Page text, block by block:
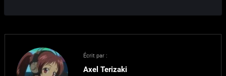
Meidos ne se détériore…
Écrit par :
Axel Terizaki